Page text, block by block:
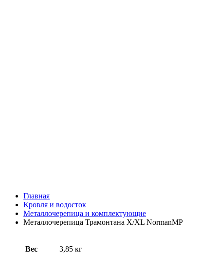
Главная
Кровля и водосток
Металлочерепица и комплектующие
Металлочерепица Трамонтана X/XL NormanMP
Вес 3,85 кг